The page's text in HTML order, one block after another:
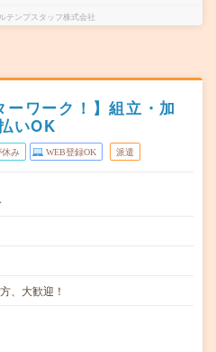
テンプスタッフ株式会社
ーワーク！】組立・加
いOK
休み WEB登録OK 派遣
、大歓迎！